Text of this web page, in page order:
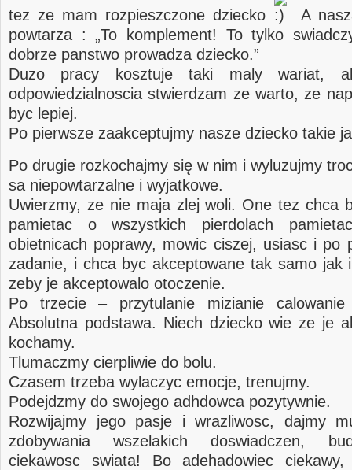
tez ze mam rozpieszczone dziecko
A
powtarza : „To komplement! To tylko
dobrze panstwo prowadza dziecko.”
Duzo pracy kosztuje taki maly wariat,
odpowiedzialnoscia stwierdzam ze warto, ze
byc lepiej.
Po pierwsze zaakceptujmy nasze dziecko takie
Po drugie rozkochajmy się w nim i wyluzujmy
sa niepowtarzalne i wyjatkowe.
Uwierzmy, ze nie maja zlej woli. One tez chca
pamietac o wszystkich pierdolach
obietnicach poprawy, mowic ciszej, usiasc i po
zadanie, i chca byc akceptowane tak samo jak
zeby je akceptowalo otoczenie.
Po trzecie – przytulanie mizianie
Absolutna podstawa. Niech dziecko wie ze je
kochamy.
Tlumaczmy cierpliwie do bolu.
Czasem trzeba wylaczyc emocje, trenujmy.
Podejdzmy do swojego adhdowca pozytywnie.
Rozwijajmy jego pasje i wrazliwosc, dajmy
zdobywania wszelakich doswiadczen,
ciekawosc swiata! Bo adehadowiec